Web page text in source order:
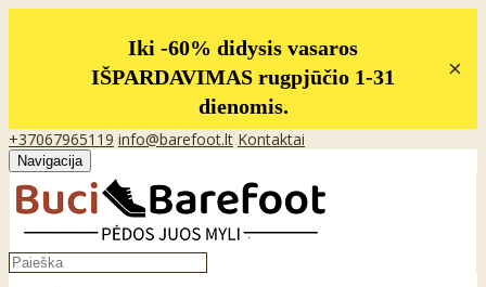
Iki -60% didysis vasaros
IŠPARDAVIMAS rugpjūčio 1-31
dienomis.
×
+37067965119 info@barefoot.lt Kontaktai
Navigacija